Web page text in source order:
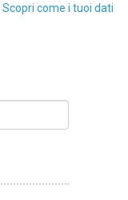
Scopri come i tuoi dati